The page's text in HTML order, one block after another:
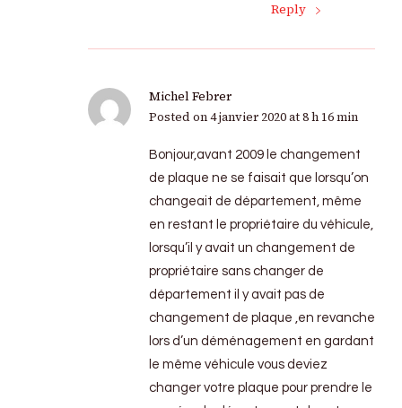
Reply
Michel Febrer
Posted on4 janvier 2020 at 8 h 16 min
Bonjour,avant 2009 le changement
de plaque ne se faisait que lorsqu’on
changeait de département, même
en restant le propriétaire du véhicule,
lorsqu’il y avait un changement de
propriétaire sans changer de
département il y avait pas de
changement de plaque ,en revanche
lors d’un déménagement en gardant
le même véhicule vous deviez
changer votre plaque pour prendre le